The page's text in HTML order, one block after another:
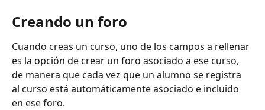
Creando un foro
Cuando creas un curso, uno de los campos a rellenar
es la opción de crear un foro asociado a ese curso,
de manera que cada vez que un alumno se registra
al curso está automáticamente asociado e incluido
en ese foro.